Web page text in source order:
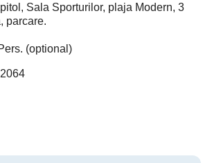
Sala Sporturilor, plaja Modern, 3
parcare.
(optional)